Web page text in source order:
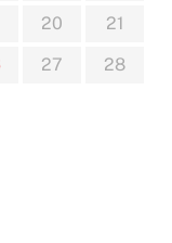
20
21
27
28